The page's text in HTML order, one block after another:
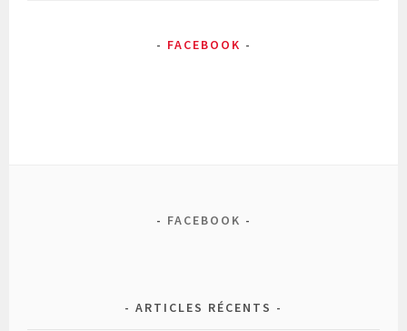
FACEBOOK
FACEBOOK
ARTICLES RÉCENTS